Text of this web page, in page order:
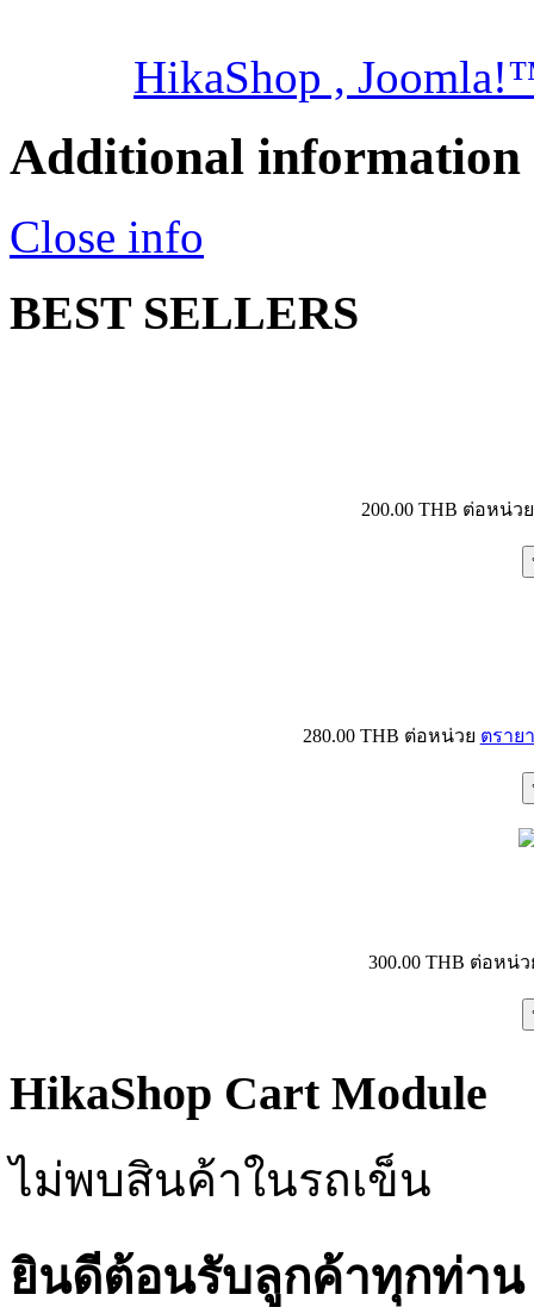
HikaShop ,
Additional information
Close info
BEST SELLERS
200.00 THB ต่อหน่วย
280.00 THB ต่อหน่วย ตราย
300.00 THB ต่อหน่ว
HikaShop Cart Module
ไม่พบสินค้าในรถเข็น
ยินดีต้อนรับลูกค้าทุกท่าน